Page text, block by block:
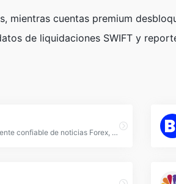
cuentas premium
de liquidaciones SWIFT y
Reuters: Fuente confiable de noticias Forex, análisis de mercados y tendencias financieras en tiempo real para operadores profesionales.